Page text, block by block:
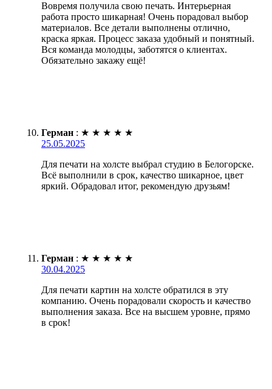
Вовремя получила свою печать. Интерьерная
работа просто шикарная! Очень порадовал выбор
материалов. Все детали выполнены отлично,
краска яркая. Процесс заказа удобный и понятный.
Вся команда молодцы, заботятся о клиентах.
Обязательно закажу ещё!
Герман : ★ ★ ★ ★ ★
25.05.2025
Для печати на холсте выбрал студию в Белогорске.
Всё выполнили в срок, качество шикарное, цвет
яркий. Обрадовал итог, рекомендую друзьям!
Герман : ★ ★ ★ ★ ★
30.04.2025
Для печати картин на холсте обратился в эту
компанию. Очень порадовали скорость и качество
выполнения заказа. Все на высшем уровне, прямо
в срок!